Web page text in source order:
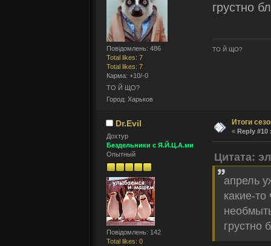
Повідомлень: 486
Total likes: 7
Total likes: 7
Карма: +10/-0
ТО Й ЩО?
Город: Харьков
грустно
ТО Й ЩО?
Dr.Evil
Дохтур
Бездельники с Я.Й.Ц.А.ми
Опытный
Повідомлень: 142
Total likes: 0
Итоги
« Reply #10
Цитата:
апрель
какие-
грустно